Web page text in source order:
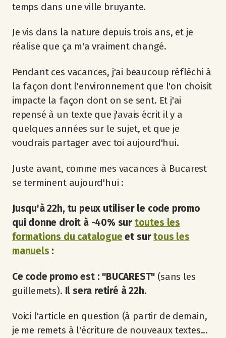
temps dans une ville bruyante.
Je vis dans la nature depuis trois ans, et je
réalise que ça m'a vraiment changé.
Pendant ces vacances, j'ai beaucoup réfléchi à
la façon dont l'environnement que l'on choisit
impacte la façon dont on se sent. Et j'ai
repensé à un texte que j'avais écrit il y a
quelques années sur le sujet, et que je
voudrais partager avec toi aujourd'hui.
Juste avant, comme mes vacances à Bucarest
se terminent aujourd'hui :
Jusqu'à 22h, tu peux utiliser le code promo
qui donne droit à -40% sur toutes les
formations du catalogue et surtous les
manuels :
Ce code promo est : "BUCAREST" (sans les
guillemets). Il sera retiré à 22h.
Voici l'article en question (à partir de demain,
je me remets à l'écriture de nouveaux textes...